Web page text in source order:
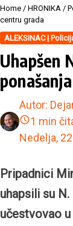
Home / HRONIKA /
centru grada
ALEKSINAC |
Uhapšen
Autor:
1 min
Nedelja,
Pripadnici
uhapsili su
učestvovao